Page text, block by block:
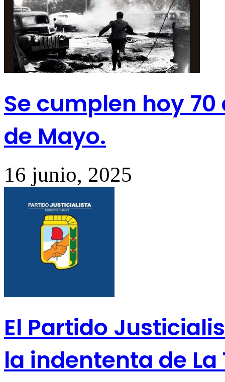
Se cumplen hoy
de Mayo.
16 junio, 2025
El Partido
la indententa de